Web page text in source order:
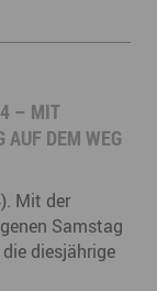
– MIT
AUF DEM WEG
Mit der
Samstag
diesjährige